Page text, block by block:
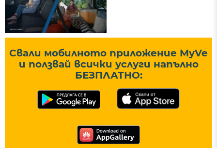
Свали мобилното приложение MyVe
и ползвай всички услуги напълно
БЕЗПЛАТНО: